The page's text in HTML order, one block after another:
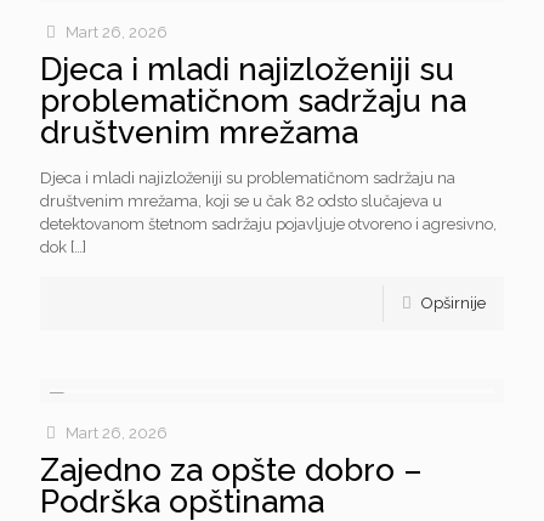
Mart 26, 2026
Djeca i mladi najizloženiji su
problematičnom sadržaju na
društvenim mrežama
Djeca i mladi najizloženiji su problematičnom sadržaju na
društvenim mrežama, koji se u čak 82 odsto slučajeva u
detektovanom štetnom sadržaju pojavljuje otvoreno i agresivno,
dok […]
Opširnije
Mart 26, 2026
Zajedno za opšte dobro –
Podrška opštinama